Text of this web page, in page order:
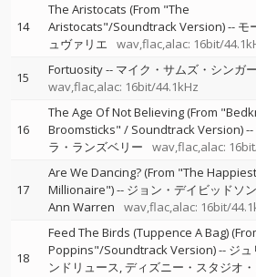
14
The Aristocats (From "The
Aristocats"/Soundtrack Version)-- モ
ュヴァリエ
wav,flac,alac: 16bit/
15 Fortuosity-- マイク・サムズ・シンガ
wav,flac,alac: 16bit/44.1kHz
16
The Age Of Not Believing (From
Broomsticks" / Soundtrack Version)--
ラ・ランズベリー
wav,flac,alac:
17
Are We Dancing? (From "The Happiest
Millionaire")-- ジョン・デイビッドソン
Ann Warren
wav,flac,alac: 16bit/
18
Feed The Birds (Tuppence A Bag)
Poppins"/Soundtrack Version)-- ジュ
ンドリュース ディズニー・スタジオ